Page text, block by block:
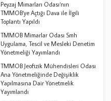
Peyzaj Mimarları Odası‘nın
TMMOB‘ye Açtığı Dava ile İlgili
Toplantı Yapıldı
TMMOB Mimarlar Odası Smh
Uygulama, Tescil ve Mesleki Denetim
Yönetmeliği Yayımlandı
TMMOB Jeofizik Mühendisleri Odası
Ana Yönetmeliğinde Değişiklik
Yapılmasına Dair Yönetmelik
Yayımlandı